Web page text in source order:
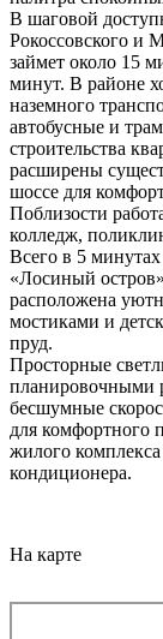
В шаговой
Рокоссовского
займет около 15
минут. В районе
наземного
автобусные и
строительства
расширены
шоссе для
Поблизости
колледж,
Всего в 5
«Лосиный
расположена
мостиками и
пруд.
Просторные
планировочными
бесшумные
для комфортного
жилого
кондиционера.
На карте